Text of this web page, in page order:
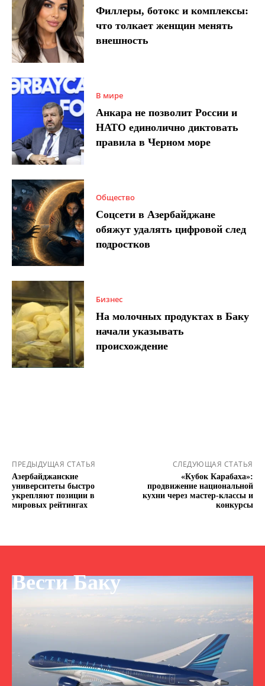
Филлеры, ботокс и комплексы:
что толкает женщин менять
внешность
В мире
Анкара не позволит России и
НАТО единолично диктовать
правила в Черном море
Общество
Соцсети в Азербайджане
обяжут удалять цифровой след
подростков
Бизнес
На молочных продуктах в Баку
начали указывать
происхождение
ПРЕДЫДУЩАЯ СТАТЬЯ
Азербайджанские
университеты быстро
укрепляют позиции в
мировых рейтингах
СЛЕДУЮЩАЯ СТАТЬЯ
«Кубок Карабаха»:
продвижение национальной
кухни через мастер-классы и
конкурсы
Вести Баку